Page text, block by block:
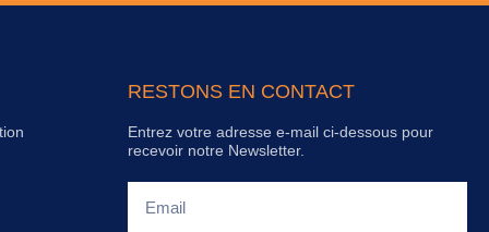
RESTONS EN CONTACT
Entrez votre adresse e-mail ci-dessous pour
recevoir notre Newsletter.